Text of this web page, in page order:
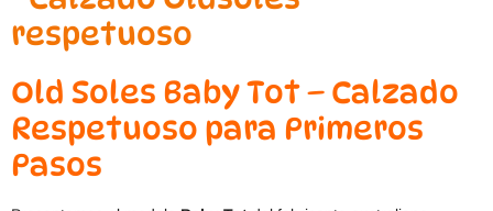
Old Soles Baby Tot – Calzado
Respetuoso para Primeros
Pasos